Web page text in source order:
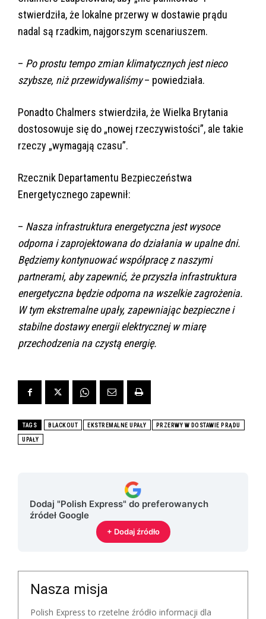
stwierdziła, że lokalne przerwy w dostawie prądu
nadal są rzadkim, najgorszym scenariuszem.
– Po prostu tempo zmian klimatycznych jest nieco
szybsze, niż przewidywaliśmy– powiedziała.
Ponadto Chalmers stwierdziła, że Wielka Brytania
dostosowuje się do „nowej rzeczywistości”, ale takie
rzeczy „wymagają czasu”.
Rzecznik Departamentu Bezpieczeństwa
Energetycznego zapewnił:
– Nasza infrastruktura energetyczna jest wysoce
odporna i zaprojektowana do działania w upalne dni.
Będziemy kontynuować współpracę z naszymi
partnerami, aby zapewnić, że przyszła infrastruktura
energetyczna będzie odporna na wszelkie zagrożenia.
W tym ekstremalne upały, zapewniając bezpieczne i
stabilne dostawy energii elektrycznej w miarę
przechodzenia na czystą energię.
TAGS BLACKOUT EKSTREMALNE UPAŁY PRZERWY W DOSTAWIE PRĄDU
UPAŁY
Dodaj "Polish Express" do preferowanych
źródeł Google
+ Dodaj źródło
Nasza misja
Polish Express to rzetelne źródło informacji dla